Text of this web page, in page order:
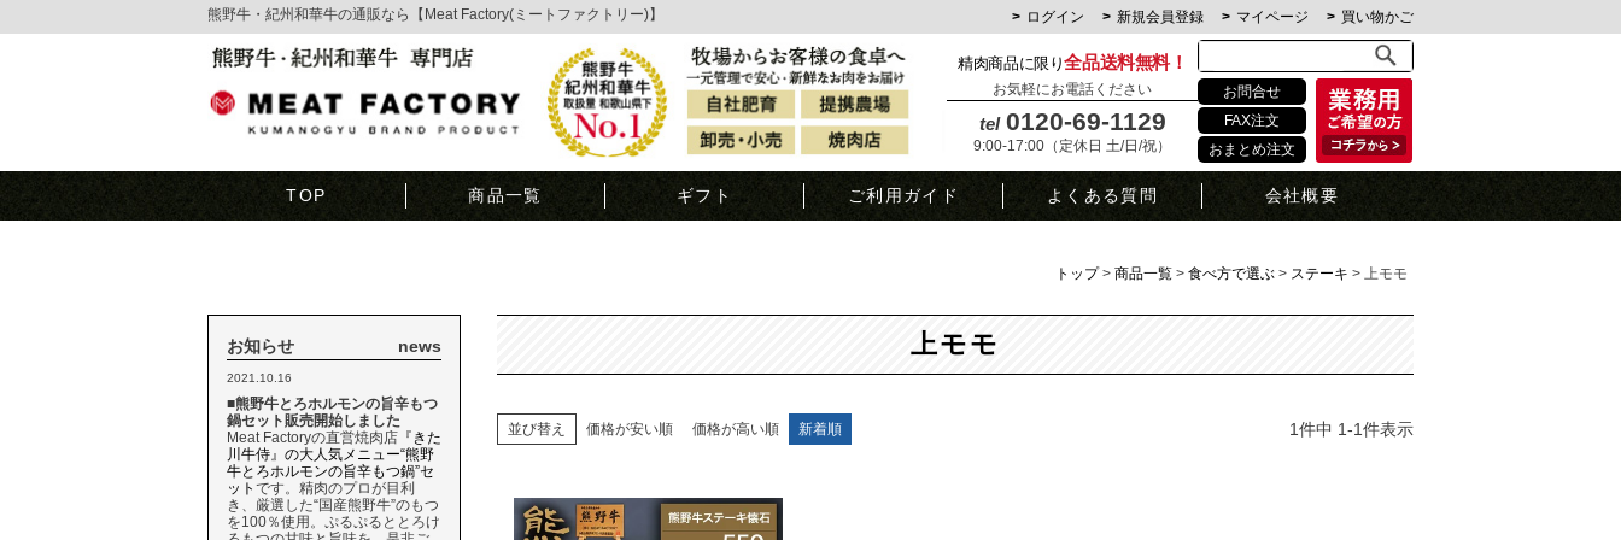
熊野牛・紀州和華牛の通販なら【Meat Factory(ミートファクトリー)】 ログイン 新規会員登録 マイページ 買い物かご
精肉商品に限り全品送料無料！
お気軽にお電話ください
tel 0120-69-1129
9:00-17:00（定休日 土/日/祝）
お問合せ
FAX注文
おまとめ注文
TOP 商品一覧 ギフト ご利用ガイド よくある質問 会社概要
トップ 商品一覧 食べ方で選ぶ ステーキ 上モモ
お知らせ news
2021.10.16
■熊野牛とろホルモンの旨辛もつ
鍋セット販売開始しました
Meat Factoryの直営焼肉店 『きた
川牛侍』の大人気メニュー“熊野
牛とろホルモンの旨辛もつ鍋”セ
ット です。精肉のプロが目利
き、厳選した“国産熊野牛”のもつ
を100％使用。ぷるぷるととろけ
上モモ
並び替え 価格が安い順 価格が高い順 新着順 1件中 1-1件表示